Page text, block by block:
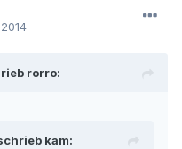
rorro:
kam: